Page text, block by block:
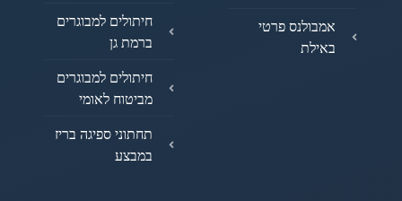
אמבולנס פרטי
באילת
חיתולים למבוגרים
ברמת גן
חיתולים למבוגרים
מביטוח לאומי
תחתוני ספיגה בריז
במבצע